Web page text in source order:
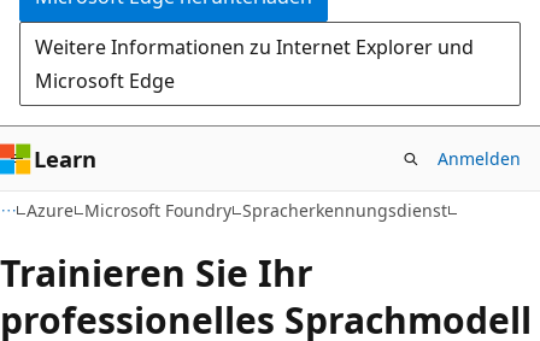
Weitere Informationen zu Internet Explorer und
Microsoft Edge
Learn Anmelden
Azure Microsoft Foundry Spracherkennungsdienst
Trainieren Sie Ihr
professionelles Sprachmodell